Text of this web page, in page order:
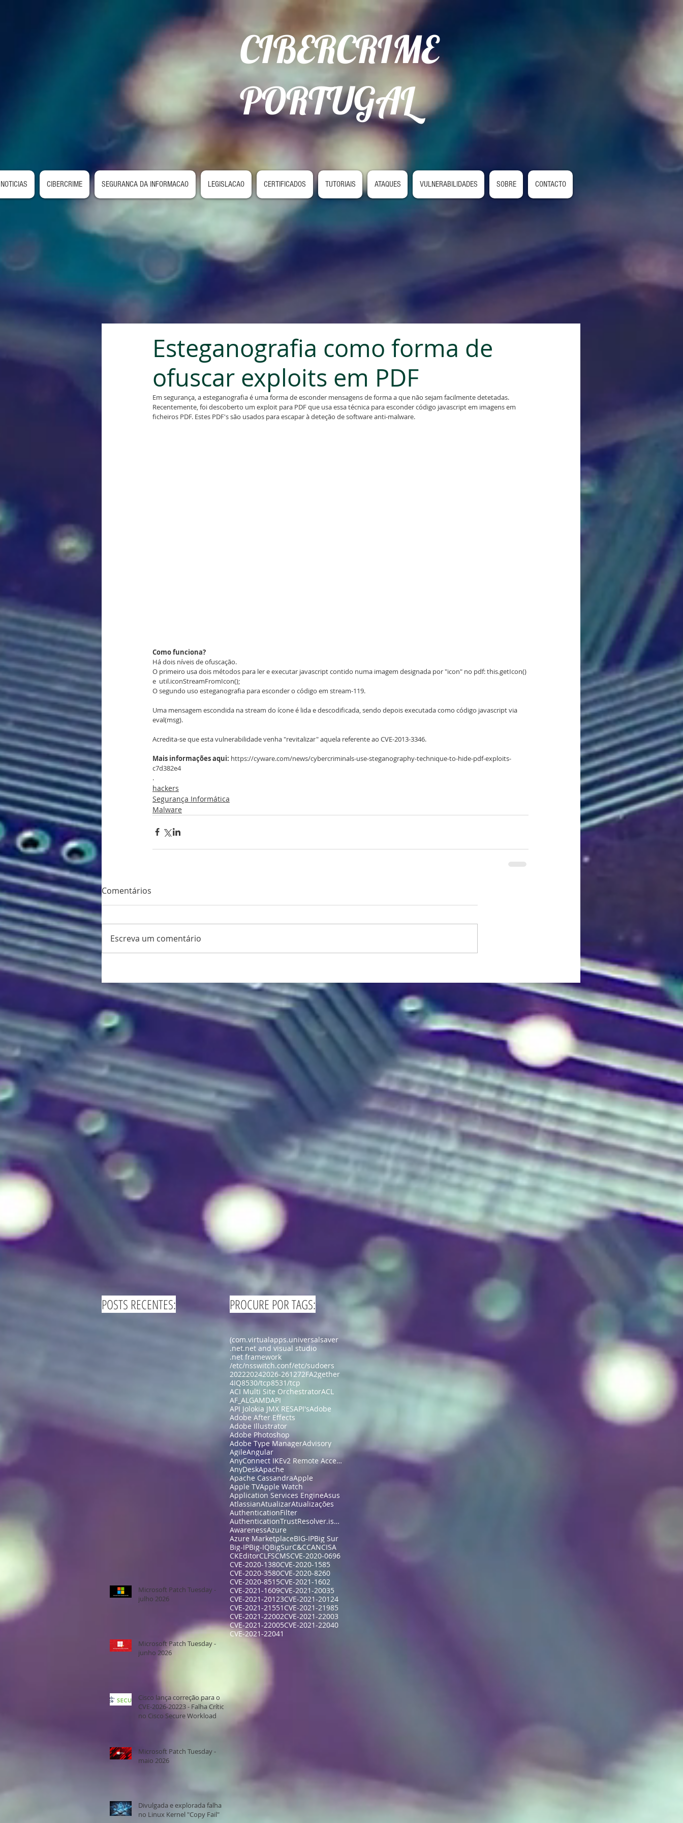
CIBERCRIME
PORTUGAL
NOTICIAS CIBERCRIME SEGURANCA DA INFORMACAO LEGISLACAO CERTIFICADOS TUTORIAIS ATAQUES VULNERABILIDADES SOBRE CONTACTO
Esteganografia como forma de
ofuscar exploits em PDF
Em segurança, a esteganografia é uma forma de esconder mensagens de forma a que não sejam facilmente detetadas.
Recentemente, foi descoberto um exploit para PDF que usa essa técnica para esconder código javascript em imagens em
ficheiros PDF. Estes PDF's são usados para escapar à deteção de software anti-malware.
Como funciona?
Há dois níveis de ofuscação.
O primeiro usa dois métodos para ler e executar javascript contido numa imagem designada por "icon" no pdf: this.getIcon()
e  util.iconStreamFromIcon();
O segundo uso esteganografia para esconder o código em stream-119.
Uma mensagem escondida na stream do ícone é lida e descodificada, sendo depois executada como código javascript via
eval(msg).
Acredita-se que esta vulnerabilidade venha "revitalizar" aquela referente ao CVE-2013-3346.
Mais informações aqui: https://cyware.com/news/cybercriminals-use-steganography-technique-to-hide-pdf-exploits-
c7d382e4
.
hackers
Segurança Informática
Malware
Comentários
Escreva um comentário
POSTS RECENTES:
Microsoft Patch Tuesday -
julho 2026
Microsoft Patch Tuesday -
junho 2026
Cisco lança correção para o
CVE-2026-20223 - Falha Crítica
no Cisco Secure Workload
Microsoft Patch Tuesday -
maio 2026
Divulgada e explorada falha
no Linux Kernel "Copy Fail"
PROCURE POR TAGS:
(com.virtualapps.universalsaver
.net.net and visual studio
.net framework
/etc/nsswitch.conf/etc/sudoers
202220242026-261272FA2gether
4IQ8530/tcp8531/tcp
ACI Multi Site OrchestratorACL
AF_ALGAMDAPI
API Jolokia JMX RESAPI'sAdobe
Adobe After Effects
Adobe Illustrator
Adobe Photoshop
Adobe Type ManagerAdvisory
AgileAngular
AnyConnect IKEv2 Remote Access
AnyDeskApache
Apache CassandraApple
Apple TVApple Watch
Application Services EngineAsus
AtlassianAtualizarAtualizações
AuthenticationFilter
AuthenticationTrustResolver.isFullyAuthenticated
AwarenessAzure
Azure MarketplaceBIG-IPBig Sur
Big-IPBig-IQBigSurC&CCANCISA
CKEditorCLFSCMSCVE-2020-0696
CVE-2020-1380CVE-2020-1585
CVE-2020-3580CVE-2020-8260
CVE-2020-8515CVE-2021-1602
CVE-2021-1609CVE-2021-20035
CVE-2021-20123CVE-2021-20124
CVE-2021-21551 CVE-2021-21985
CVE-2021-22002CVE-2021-22003
CVE-2021-22005CVE-2021-22040
CVE-2021-22041